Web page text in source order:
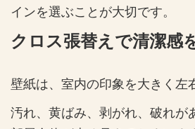
インを選ぶことが大切です。
クロス張替えで清潔感
壁紙は、室内の印象を大きく左
汚れ、黄ばみ、剥がれ、破れが